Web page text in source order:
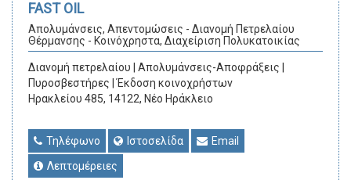
FAST OIL
Απολυμάνσεις, Απεντομώσεις - Διανομή Πετρελαίου
Θέρμανσης - Κοινόχρηστα, Διαχείριση Πολυκατοικίας
Διανομή πετρελαίου | Απολυμάνσεις-Αποφράξεις |
Πυροσβεστήρες | Έκδοση κοινοχρήστων
Ηρακλείου 485, 14122, Νέο Ηράκλειο
Τηλέφωνο Ιστοσελίδα
Email
Λεπτομέρειες